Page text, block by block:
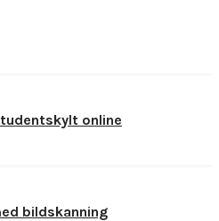
online
bildskanning